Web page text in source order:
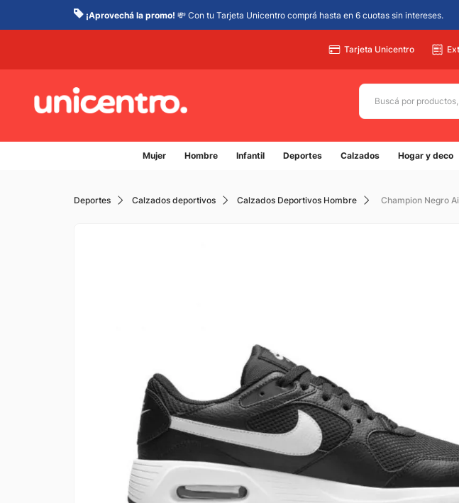
¡Aprovechá la promo! 💸 Con tu Tarjeta Unicentro comprá hasta en 6 cuotas sin intereses.
Tarjeta Unicentro
Buscá por
Mujer Hombre Infantil Deportes Calzados Hogar y deco
Deportes Calzados deportivos Calzados Deportivos Hombre Champion Negro
Términos más buscados